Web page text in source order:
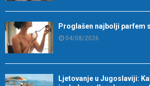
Proglašen najbolji parfem
04/08/2026
Ljetovanje u Jugoslaviji: